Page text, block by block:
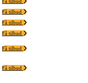
Få tilbud
Få tilbud
Få tilbud
Få tilbud
Få tilbud